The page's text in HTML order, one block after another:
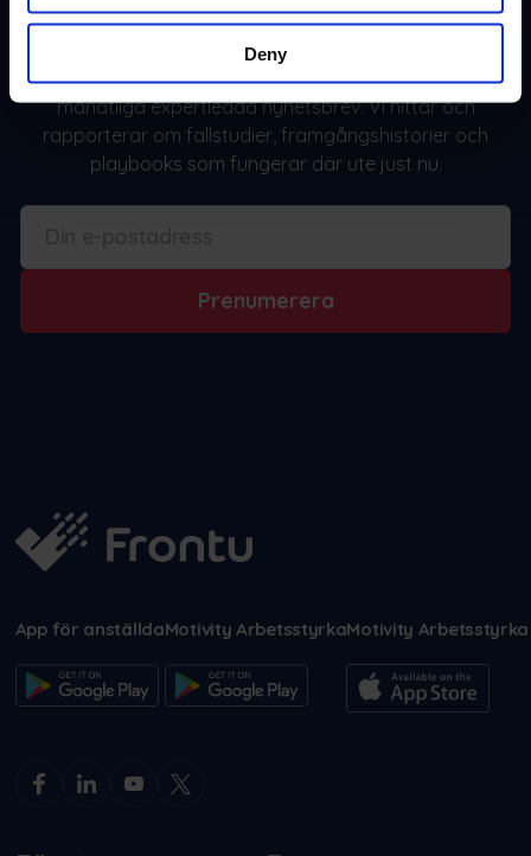
Deny
Ditt teams månatliga fördel
Gör som 10 000+ FSM-ledare. Prenumerera på vårt
månatliga expertledda nyhetsbrev. Vi hittar och
rapporterar om fallstudier, framgångshistorier och
playbooks som fungerar där ute just nu.
Prenumerera
App för anställdaMotivity ArbetsstyrkaMotivity Arbetsstyrka